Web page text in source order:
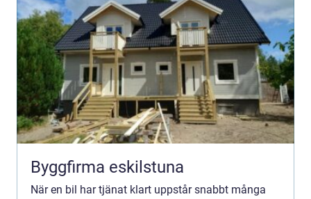
Byggfirma eskilstuna
När en bil har tjänat klart uppstår snabbt många